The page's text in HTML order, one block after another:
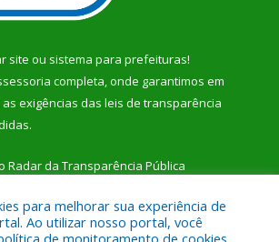
site ou sistema para prefeituras!
completa, onde garantimos em
exigências das leis de transparência
Radar da Transparência Pública
para melhorar sua experiência de
Ao utilizar nosso portal, você
de monitoramento de cookies.